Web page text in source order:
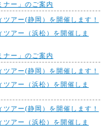
ナー」のご案内
アー(静岡）を開催します！
ツアー（浜松）を開催しま
ナー」のご案内
アー(静岡）を開催します！
ツアー（浜松）を開催しま
アー(静岡）を開催します！
ツアー（浜松）を開催しま